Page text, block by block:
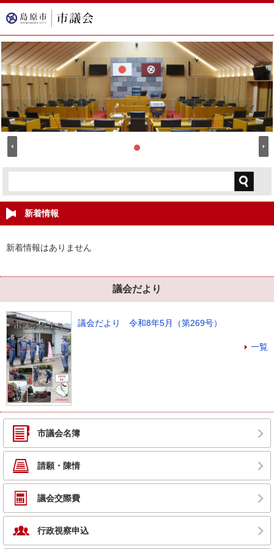
新着情報
新着情報はありません
議会だより
議会だより 令和8年5月（第269号）
一覧
市議会名簿
請願・陳情
議会交際費
行政視察申込